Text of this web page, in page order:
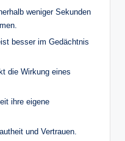
weniger Sekunden
besser im Gedächtnis
die Wirkung eines
ihre eigene
und Vertrauen.